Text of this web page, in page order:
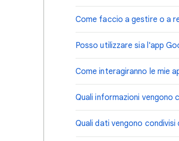
Come faccio a gestire o a
Posso utilizzare sia l'app
Come interagiranno le mie
Quali informazioni vengono
Quali dati vengono